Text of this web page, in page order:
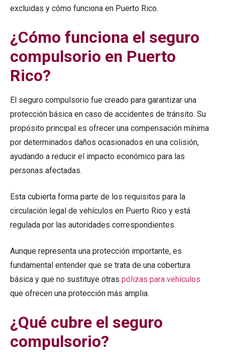
excluidas y cómo funciona en Puerto Rico.
¿Cómo funciona el seguro
compulsorio en Puerto
Rico?
El seguro compulsorio fue creado para garantizar una
protección básica en caso de accidentes de tránsito. Su
propósito principal es ofrecer una compensación mínima
por determinados daños ocasionados en una colisión,
ayudando a reducir el impacto económico para las
personas afectadas.
Esta cubierta forma parte de los requisitos para la
circulación legal de vehículos en Puerto Rico y está
regulada por las autoridades correspondientes.
Aunque representa una protección importante, es
fundamental entender que se trata de una cobertura
básica y que no sustituye otras pólizas para vehículos
que ofrecen una protección más amplia.
¿Qué cubre el seguro
compulsorio?